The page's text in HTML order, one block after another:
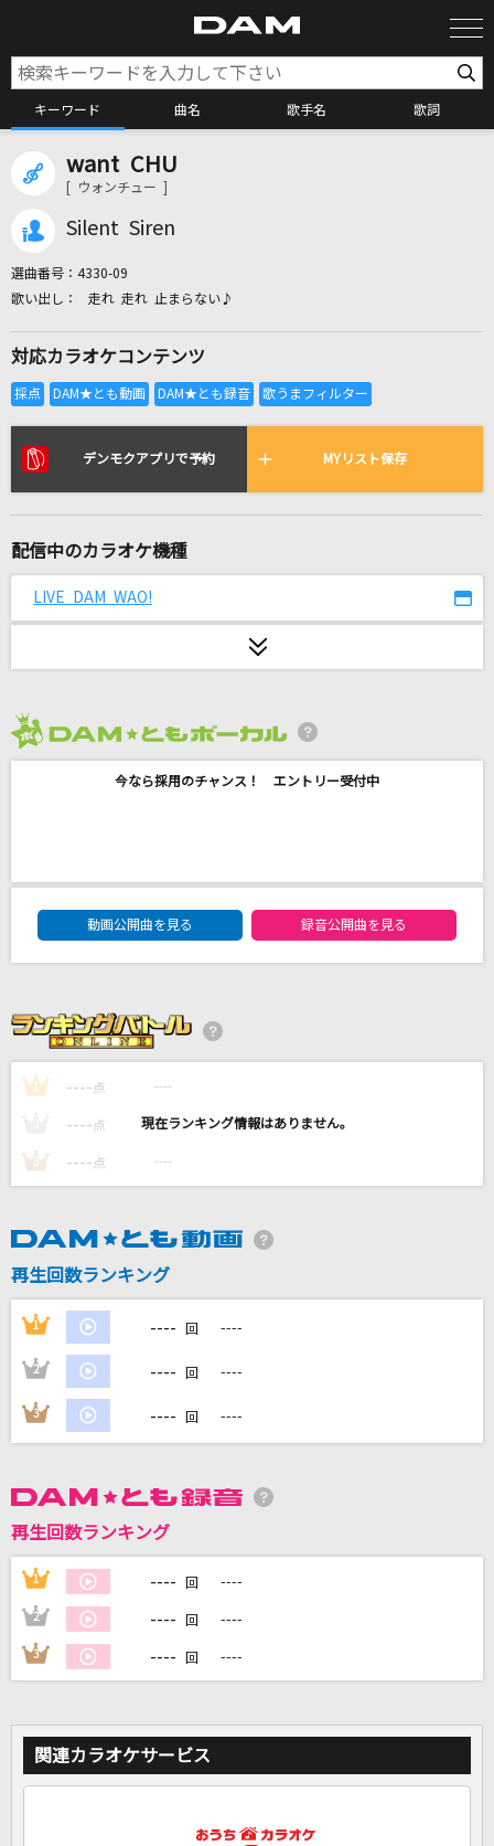
キーワード 曲名 歌手名 歌詞
全国りれき
リアルタイムで歌われている曲の一覧
[生音]youthful days
[生音]冬がはじまるよ
夏の日の1993
サカナクション
[生音]はまぐりボンバー
Name of Love
サザンオールスターズ
カラオケ最新情報をチェック！
want CHU
[ ウォンチュー ]
Silent Siren
選曲番号： 4330-09
走れ 走れ 止まらない♪
対応カラオケコンテンツ
デンモクアプリで予約 MYリスト保存
配信中のカラオケ機種
LIVE DAM WAO!
今なら採用のチャンス！ エントリー受付中
DAM★ともボーカルエントリーランキング
動画公開曲を見る
録音公開曲を見る
1 ---- 点 ----
---- 点 ----
3 ---- 点 ----
再生回数ランキング
1 ---- 回 ----
2 ---- 回 ----
3 ---- 回 ----
再生回数ランキング
1 ---- 回 ----
2 ---- 回 ----
3 ---- 回 ----
関連カラオケサービス